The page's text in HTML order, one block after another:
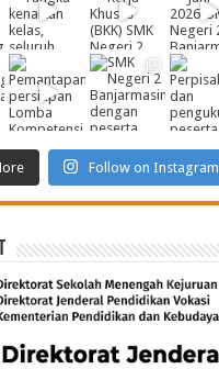
Follow on Instagram